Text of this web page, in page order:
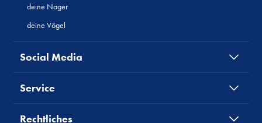
deine Nager
deine Vögel
Social Media
Service
Rechtliches